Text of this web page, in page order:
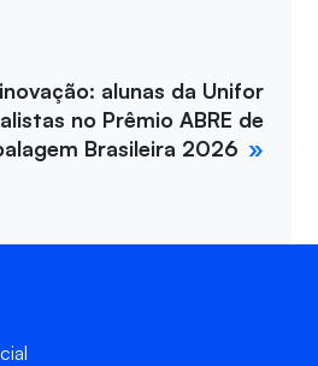
alunas da Unifor
no Prêmio ABRE de
Brasileira 2026